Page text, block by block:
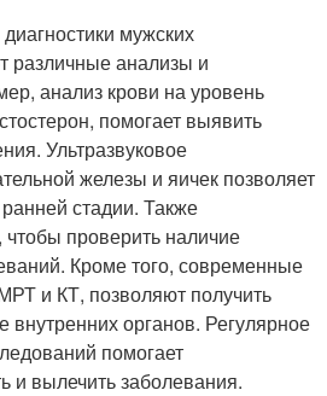
мужских
различные анализы и
анализ крови на уровень
помогает выявить
Ультразвуковое
железы и яичек позволяет
стадии. Также
чтобы проверить наличие
Кроме того, современные
и КТ, позволяют получить
внутренних органов. Регулярное
помогает
и вылечить заболевания.